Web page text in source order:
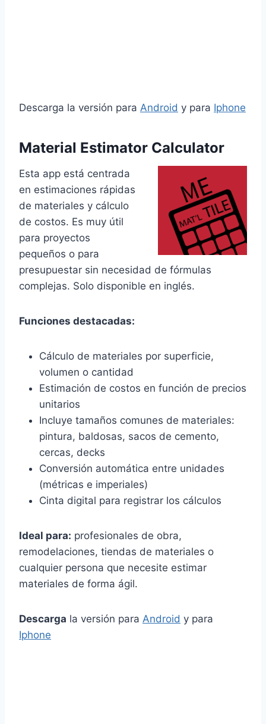
Descarga la versión para Android y para Iphone
Material Estimator Calculator
Esta app está centrada
en estimaciones rápidas
de materiales y cálculo
de costos. Es muy útil
para proyectos
pequeños o para
presupuestar sin necesidad de fórmulas
complejas. Solo disponible en inglés.
Funciones destacadas:
Cálculo de materiales por superficie,
volumen o cantidad
Estimación de costos en función de precios
unitarios
Incluye tamaños comunes de materiales:
pintura, baldosas, sacos de cemento,
cercas, decks
Conversión automática entre unidades
(métricas e imperiales)
Cinta digital para registrar los cálculos
Ideal para: profesionales de obra,
remodelaciones, tiendas de materiales o
cualquier persona que necesite estimar
materiales de forma ágil.
Descarga la versión para Android y para
Iphone